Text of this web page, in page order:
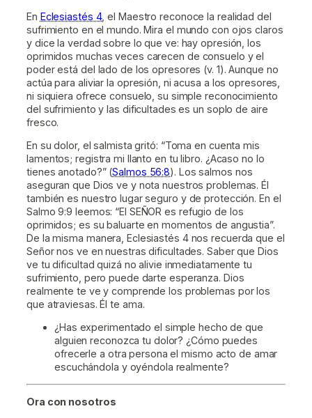
En Eclesiastés 4, el Maestro reconoce la realidad del
sufrimiento en el mundo. Mira el mundo con ojos claros
y dice la verdad sobre lo que ve: hay opresión, los
oprimidos muchas veces carecen de consuelo y el
poder está del lado de los opresores (v. 1). Aunque no
actúa para aliviar la opresión, ni acusa a los opresores,
ni siquiera ofrece consuelo, su simple reconocimiento
del sufrimiento y las dificultades es un soplo de aire
fresco.
En su dolor, el salmista gritó: “Toma en cuenta mis
lamentos; registra mi llanto en tu libro. ¿Acaso no lo
tienes anotado?” (Salmos 56:8). Los salmos nos
aseguran que Dios ve y nota nuestros problemas. Él
también es nuestro lugar seguro y de protección. En el
Salmo 9:9 leemos: “El SEÑOR es refugio de los
oprimidos; es su baluarte en momentos de angustia”.
De la misma manera, Eclesiastés 4 nos recuerda que el
Señor nos ve en nuestras dificultades. Saber que Dios
ve tu dificultad quizá no alivie inmediatamente tu
sufrimiento, pero puede darte esperanza. Dios
realmente te ve y comprende los problemas por los
que atraviesas. Él te ama.
¿Has experimentado el simple hecho de que
alguien reconozca tu dolor? ¿Cómo puedes
ofrecerle a otra persona el mismo acto de amar
escuchándola y oyéndola realmente?
Ora con nosotros